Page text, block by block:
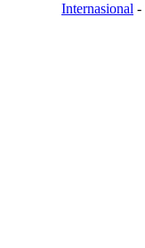
Internasional -